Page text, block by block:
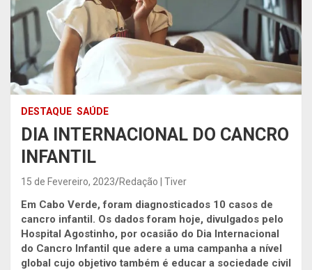
DESTAQUE SAÚDE
DIA INTERNACIONAL DO CANCRO
INFANTIL
15 de Fevereiro, 2023 Redação | Tiver
Em Cabo Verde, foram diagnosticados 10 casos de
cancro infantil. Os dados foram hoje, divulgados pelo
Hospital Agostinho, por ocasião do Dia Internacional
do Cancro Infantil que adere a uma campanha a nível
global cujo objetivo também é educar a sociedade civil